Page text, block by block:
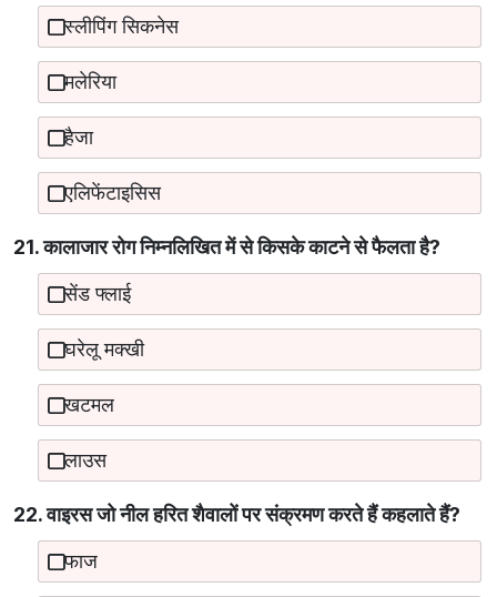
स्लीपिंग सिकनेस
मलेरिया
हैजा
एलिफेंटाइसिस
21. कालाजार रोग निम्नलिखित में से किसके काटने से फैलता है?
सेंड फ्लाई
घरेलू मक्खी
खटमल
लाउस
22. वाइरस जो नील हरित शैवालों पर संक्रमण करते हैं कहलाते हैं?
फाज